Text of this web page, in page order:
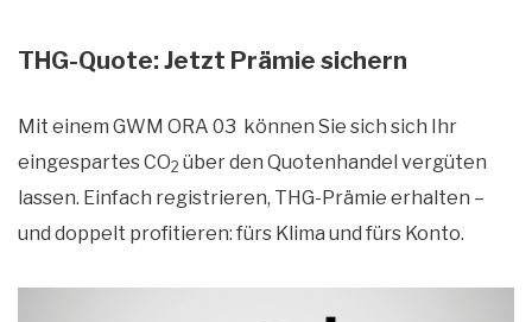
THG-Quote: Jetzt Prämie sichern
Mit einem GWM ORA 03 können Sie sich sich Ihr
eingespartes CO2 über den Quotenhandel vergüten
lassen. Einfach registrieren, THG-Prämie erhalten –
und doppelt profitieren: fürs Klima und fürs Konto.